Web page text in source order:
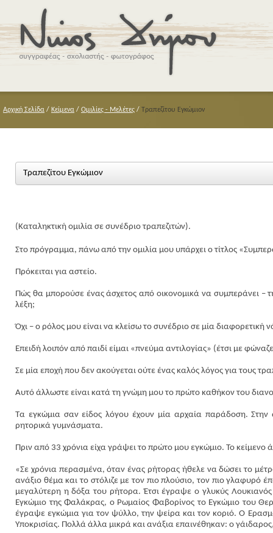
Αρχική Σελίδα / Κείμενα / Ομιλίες - Μελέτες / Τραπεζίτου Εγκώμιον
Τραπεζίτου Εγκώμιον
(Καταληκτική ομιλία σε συνέδριο τραπεζιτών).
Στο πρόγραμμα, πάνω από την ομιλία μου υπάρχει ο τίτλος
Πρόκειται για αστείο.
Πώς θα μπορούσε ένας άσχετος από οικονομικά να συμπεράνει –
λέξη;
Όχι – ο ρόλος μου είναι να κλείσω το συνέδριο σε μία διαφορετική
Επειδή λοιπόν από παιδί είμαι «πνεύμα αντιλογίας» (έτσι με
Σε μία εποχή που δεν ακούγεται ούτε ένας καλός λόγος για τους
Αυτό άλλωστε είναι κατά τη γνώμη μου το πρώτο καθήκον του
Τα εγκώμια σαν είδος λόγου έχουν μία αρχαία παράδοση. Στην
ρητορικά γυμνάσματα.
Πριν από 33 χρόνια είχα γράψει το πρώτο μου εγκώμιο. Το κείμενο
«Σε χρόνια περασμένα, όταν ένας ρήτορας ήθελε να δώσει το
ανάξιο θέμα και το στόλιζε με τον πιο πλούσιο, τον πιο γλαφυρό
μεγαλύτερη η δόξα του ρήτορα. Έτσι έγραψε ο γλυκύς
Εγκώμιο της Φαλάκρας, ο Ρωμαίος Φαβορίνος το Εγκώμιο του
έγραψε εγκώμια για τον ψύλλο, την ψείρα και τον κοριό. Ο
Υποκρισίας. Πολλά άλλα μικρά και ανάξια επαινέθηκαν: ο